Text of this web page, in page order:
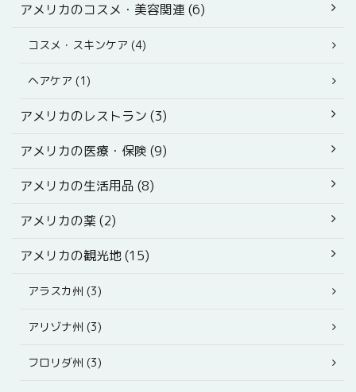
アメリカのコスメ・美容関連 (6)
コスメ・スキンケア (4)
ヘアケア (1)
アメリカのレストラン (3)
アメリカの医療・保険 (9)
アメリカの生活用品 (8)
アメリカの薬 (2)
アメリカの観光地 (15)
アラスカ州 (3)
アリゾナ州 (3)
フロリダ州 (3)